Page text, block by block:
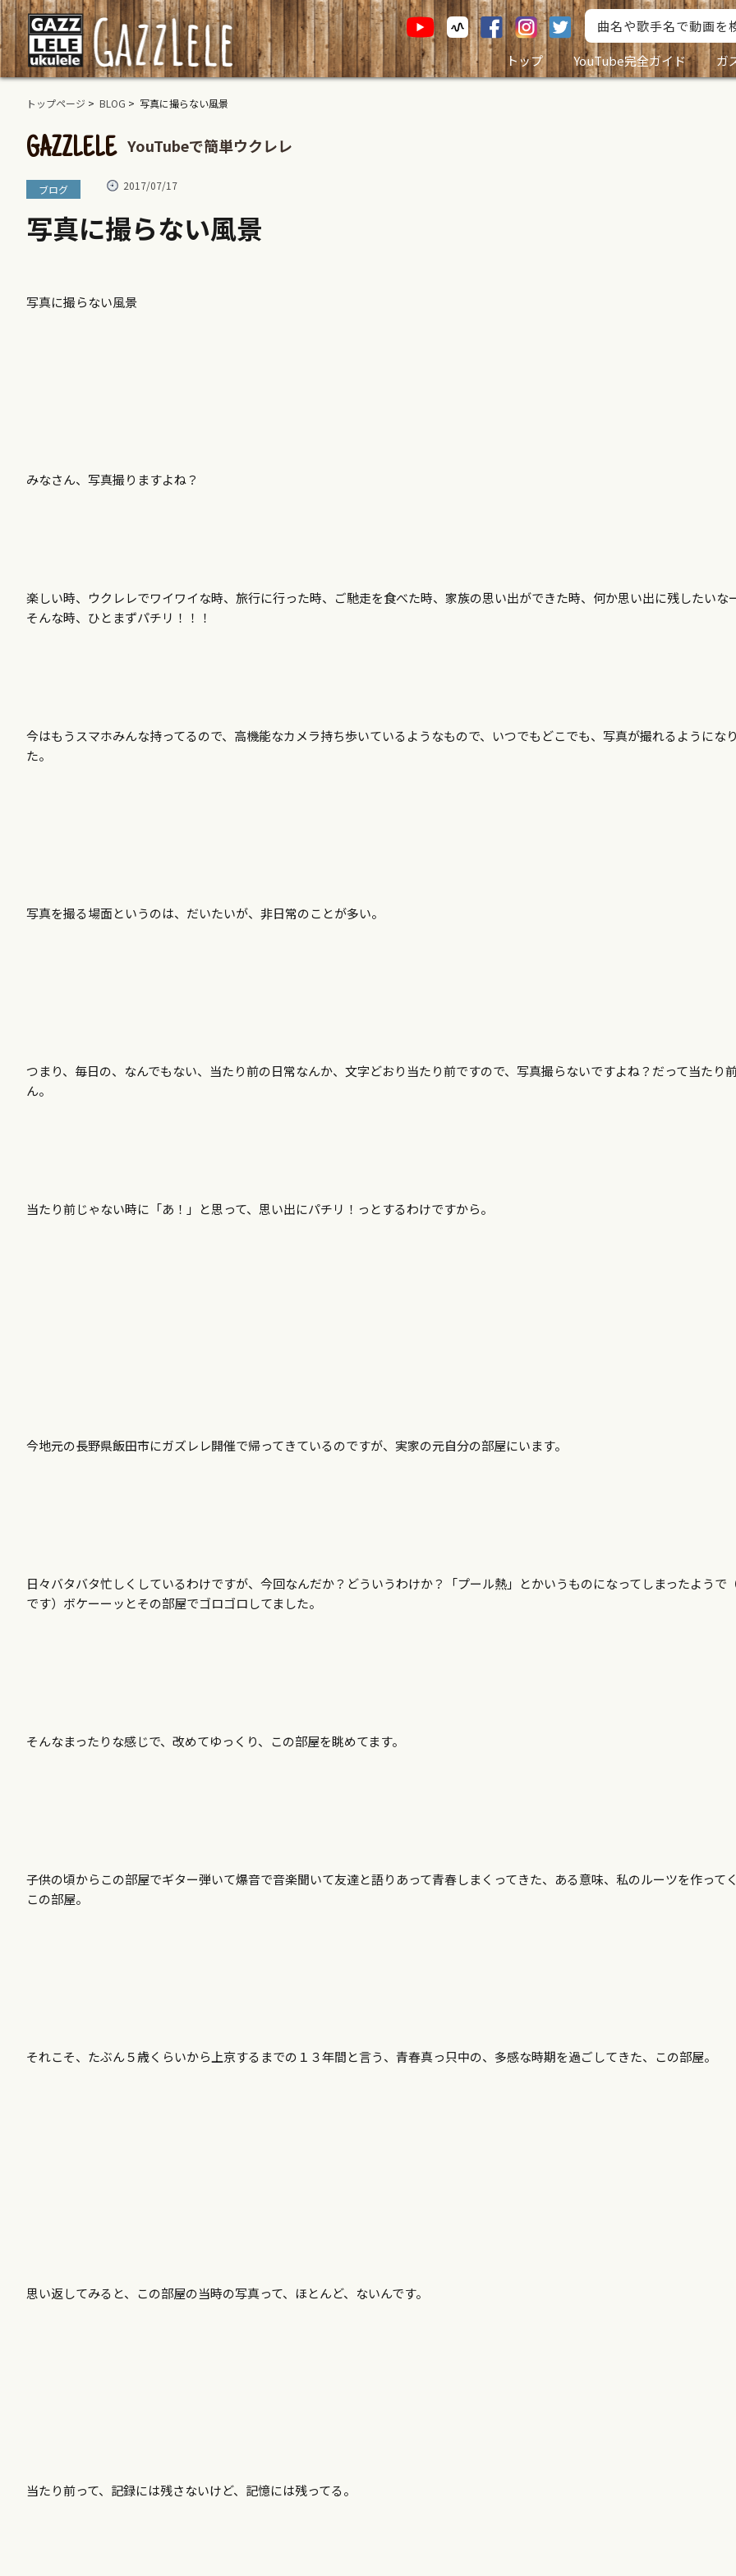
トップ YouTube完全ガイド ガ
トップページ > BLOG > 写真に撮らない風景
GAZZLELE YouTubeで簡単ウクレレ
ブログ 2017/07/17
写真に撮らない風景
写真に撮らない風景
みなさん、写真撮りますよね？
楽しい時、ウクレレでワイワイな時、旅行に行った時、ご馳走を食べた時、家族の思い出ができた時、何か思い出に残したいな
そんな時、ひとまずパチリ！！！
今はもうスマホみんな持ってるので、高機能なカメラ持ち歩いているようなもので、いつでもどこでも、写真が撮れるようにな
た。
写真を撮る場面というのは、だいたいが、非日常のことが多い。
つまり、毎日の、なんでもない、当たり前の日常なんか、文字どおり当たり前ですので、写真撮らないですよね？だって当たり
ん。
当たり前じゃない時に「あ！」と思って、思い出にパチリ！っとするわけですから。
今地元の長野県飯田市にガズレレ開催で帰ってきているのですが、実家の元自分の部屋にいます。
日々バタバタ忙しくしているわけですが、今回なんだか？どういうわけか？「プール熱」とかいうものになってしまったようで
です）ボケーーッとその部屋でゴロゴロしてました。
そんなまったりな感じで、改めてゆっくり、この部屋を眺めてます。
子供の頃からこの部屋でギター弾いて爆音で音楽聞いて友達と語りあって青春しまくってきた、ある意味、私のルーツを作って
この部屋。
それこそ、たぶん５歳くらいから上京するまでの１３年間と言う、青春真っ只中の、多感な時期を過ごしてきた、この部屋。
思い返してみると、この部屋の当時の写真って、ほとんど、ないんです。
当たり前って、記録には残さないけど、記憶には残ってる。